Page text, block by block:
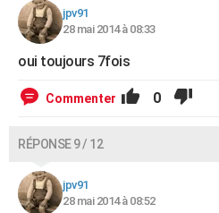
jpv91
28 mai 2014 à 08:33
oui toujours 7fois
Commenter 0
RÉPONSE 9 / 12
jpv91
28 mai 2014 à 08:52